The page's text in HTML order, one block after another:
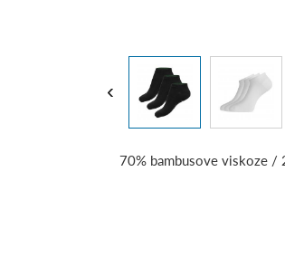
‹
70% bambusove viskoze /